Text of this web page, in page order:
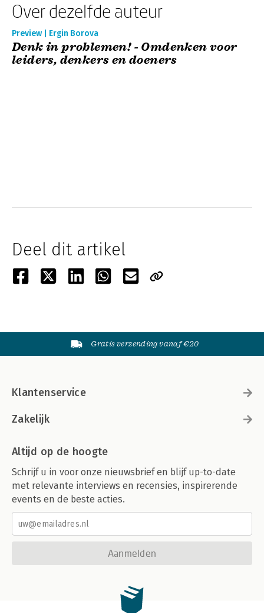
Over dezelfde auteur
Preview | Ergin Borova
Denk in problemen! - Omdenken voor
leiders, denkers en doeners
Deel dit artikel
Gratis verzending vanaf €20
Klantenservice
Zakelijk
Altijd op de hoogte
Schrijf u in voor onze nieuwsbrief en blijf up-to-date
met relevante interviews en recensies, inspirerende
events en de beste acties.
Aanmelden